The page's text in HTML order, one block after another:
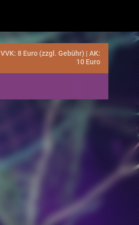
VVK: 8 Euro (zzgl. Gebühr) | AK:
10 Euro